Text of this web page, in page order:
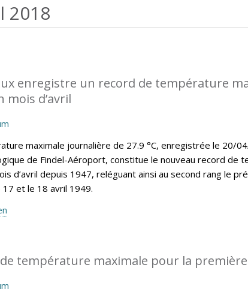
2018
enregistre un record de température
mois d’avril
maximale journalière de 27.9 °C, enregistrée le 20/
de Findel-Aéroport, constitue le nouveau record de
d’avril depuis 1947, reléguant ainsi au second rang le
17 et le 18 avril 1949.
température maximale pour la première